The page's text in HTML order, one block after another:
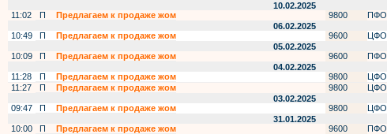
10.02.2025
11:02
П Предлагаем к продаже жом 9800 ПФО
06.02.2025
10:49
П Предлагаем к продаже жом 9600 ЦФО
05.02.2025
10:09
П Предлагаем к продаже жом 9600 ПФО
04.02.2025
11:28
П Предлагаем к продаже жом 9800 ЦФО
11:27
П Предлагаем к продаже жом 9800 ЦФО
03.02.2025
09:47
П Предлагаем к продаже жом 9800 ЦФО
31.01.2025
10:00
П Предлагаем к продаже жом 9600 ПФО